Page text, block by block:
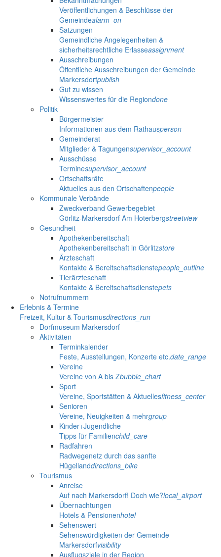
Veröffentlichungen & Beschlüsse der
Gemeindealarm_on
Satzungen
Gemeindliche Angelegenheiten &
sicherheitsrechtliche Erlasseassignment
Ausschreibungen
Öffentliche Ausschreibungen der Gemeinde
Markersdorfpublish
Gut zu wissen
Wissenswertes für die Regiondone
Politik
Bürgermeister
Informationen aus dem Rathausperson
Gemeinderat
Mitglieder & Tagungensupervisor_account
Ausschüsse
Terminesupervisor_account
Ortschaftsräte
Aktuelles aus den Ortschaftenpeople
Kommunale Verbände
Zweckverband Gewerbegebiet
Görlitz-Markersdorf Am Hoterbergstreetview
Gesundheit
Apothekenbereitschaft
Apothekenbereitschaft in Görlitzstore
Ärzteschaft
Kontakte & Bereitschaftsdienstepeople_outline
Tierärzteschaft
Kontakte & Bereitschaftsdienstepets
Notrufnummern
Erlebnis & Termine
Freizeit, Kultur & Tourismusdirections_run
Dorfmuseum Markersdorf
Aktivitäten
Terminkalender
Feste, Ausstellungen, Konzerte etc.date_range
Vereine
Vereine von A bis Zbubble_chart
Sport
Vereine, Sportstätten & Aktuellesfitness_center
Senioren
Vereine, Neuigkeiten & mehrgroup
Kinder+Jugendliche
Tipps für Familienchild_care
Radfahren
Radwegenetz durch das sanfte
Hügellanddirections_bike
Tourismus
Anreise
Auf nach Markersdorf! Doch wie?local_airport
Übernachtungen
Hotels & Pensionenhotel
Sehenswert
Sehenswürdigkeiten der Gemeinde
Markersdorfvisibility
Ausflugsziele in der Region